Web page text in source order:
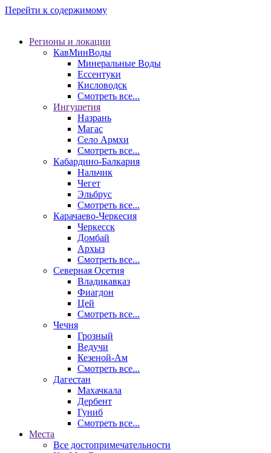
Перейти к содержимому
Регионы и локации
КавМинВоды
Минеральные Воды
Ессентуки
Кисловодск
Смотреть все...
Ингушетия
Назрань
Магас
Село Армхи
Смотреть все...
Кабардино-Балкария
Нальчик
Чегет
Эльбрус
Смотреть все...
Карачаево-Черкесия
Черкесск
Домбай
Архыз
Смотреть все...
Северная Осетия
Владикавказ
Фиагдон
Цей
Смотреть все...
Чечня
Грозный
Ведучи
Кезеной-Ам
Смотреть все...
Дагестан
Махачкала
Дербент
Гуниб
Смотреть все...
Места
Все достопримечательности